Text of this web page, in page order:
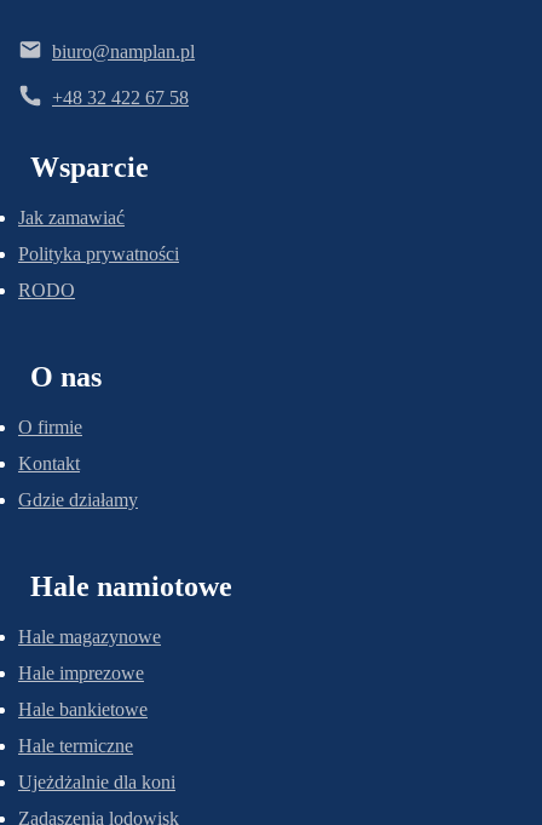
biuro@namplan.pl
+48 32 422 67 58
Wsparcie
Jak zamawiać
Polityka prywatności
RODO
O nas
O firmie
Kontakt
Gdzie działamy
Hale namiotowe
Hale magazynowe
Hale imprezowe
Hale bankietowe
Hale termiczne
Ujeżdżalnie dla koni
Zadaszenia lodowisk